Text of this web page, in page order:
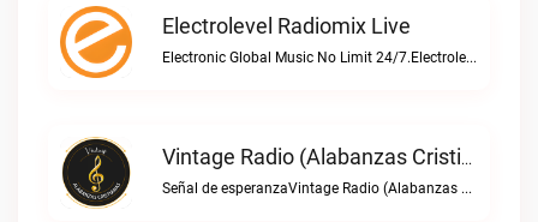
Electrolevel Radiomix Live
Electronic Global Music No Limit 24/7.Electrolevel Radiomix live
Vintage Radio (Alabanzas Cristianas) Live
Señal de esperanzaVintage Radio (Alabanzas cristianas) live